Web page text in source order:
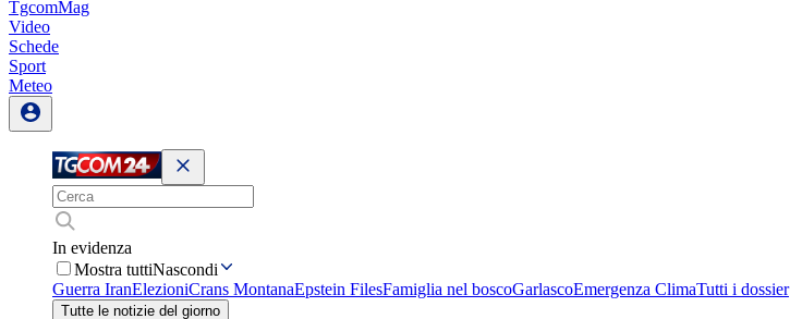
TgcomMag
Video
Schede
Sport
Meteo
In evidenza
Mostra tuttiNascondi
Guerra IranElezioniCrans MontanaEpstein FilesFamiglia nel boscoGarlascoEmergenza ClimaTutti i dossier
Tutte le notizie del giorno